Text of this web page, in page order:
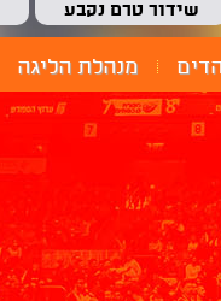
שידור טרם נקבע
מנהלת הליגה